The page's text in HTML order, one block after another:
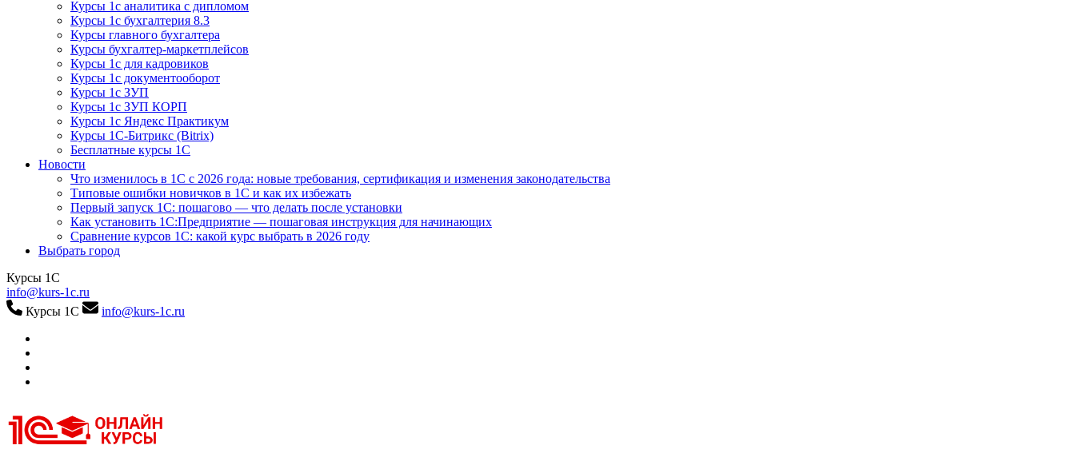
Курсы 1с аналитика с дипломом
Курсы 1с бухгалтерия 8.3
Курсы главного бухгалтера
Курсы бухгалтер-маркетплейсов
Курсы 1с для кадровиков
Курсы 1с документооборот
Курсы 1с ЗУП
Курсы 1с ЗУП КОРП
Курсы 1с Яндекс Практикум
Курсы 1С-Битрикс (Bitrix)
Бесплатные курсы 1С
Новости
Что изменилось в 1С с 2026 года: новые требования, сертификация и изменения законодательства
Типовые ошибки новичков в 1С и как их избежать
Первый запуск 1С: пошагово — что делать после установки
Как установить 1С:Предприятие — пошаговая инструкция для начинающих
Сравнение курсов 1С: какой курс выбрать в 2026 году
Выбрать город
Курсы 1С
info@kurs-1c.ru
Курсы 1С
info@kurs-1c.ru